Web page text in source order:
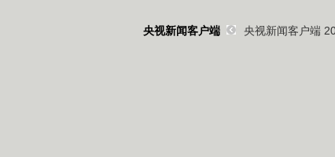
央视新闻客户端 央视新闻客户端